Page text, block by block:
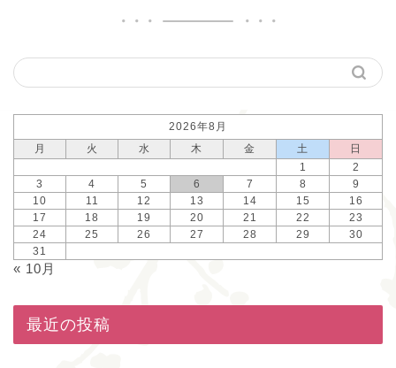
2026年8月
月
火 水 木 金 土
日
1
2
3
4 5 6 7 8
9
10
11 12 13 14 15
16
17
18 19 20 21 22
23
24
25 26 27 28 29
30
31
« 10月
最近の投稿